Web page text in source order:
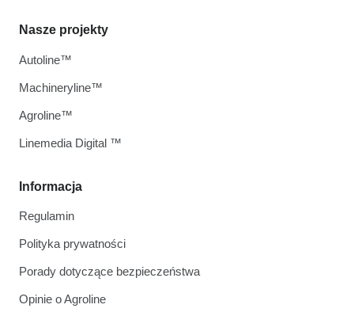
Informacja
Regulamin
Polityka prywatności
Porady dotyczące bezpieczeństwa
Opinie o Agroline
Nasze projekty
Autoline™
Machineryline™
Agroline™
Linemedia Digital ™